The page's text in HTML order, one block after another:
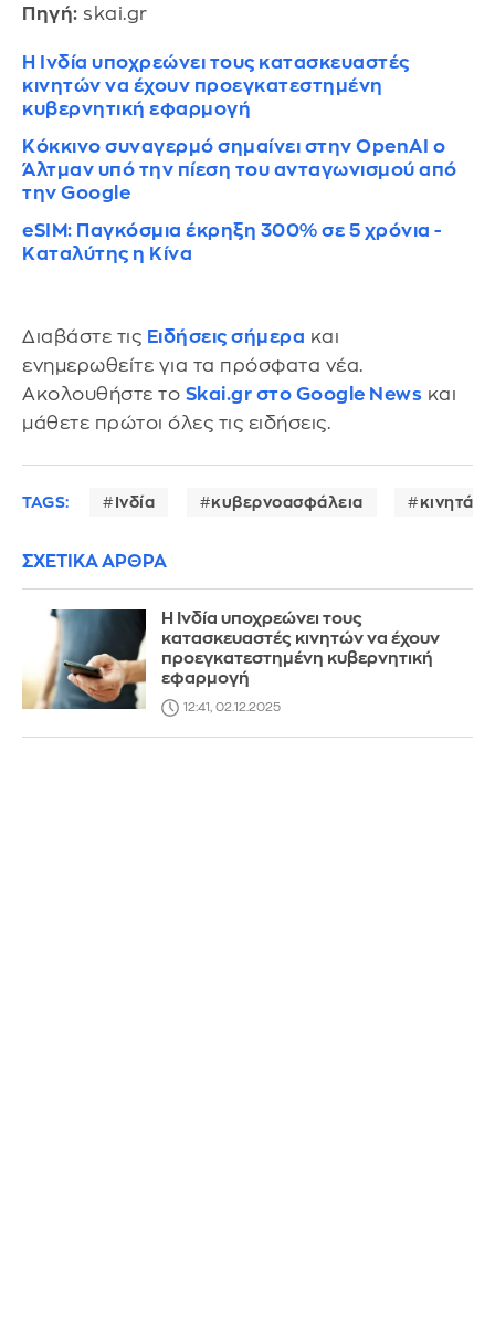
Πηγή: skai.gr
Η Ινδία υποχρεώνει τους κατασκευαστές
κινητών να έχουν προεγκατεστημένη
κυβερνητική εφαρμογή
Κόκκινο συναγερμό σημαίνει στην OpenAI ο
Άλτμαν υπό την πίεση του ανταγωνισμού από
την Google
eSIM: Παγκόσμια έκρηξη 300% σε 5 χρόνια -
Καταλύτης η Κίνα
Διαβάστε τις Ειδήσεις σήμερα και
ενημερωθείτε για τα πρόσφατα νέα.
Ακολουθήστε το Skai.gr στο Google News και
μάθετε πρώτοι όλες τις ειδήσεις.
TAGS: Ινδία κυβερνοασφάλεια κινητά
ΣΧΕΤΙΚΑ ΑΡΘΡΑ
Η Ινδία υποχρεώνει τους
κατασκευαστές κινητών να έχουν
προεγκατεστημένη κυβερνητική
εφαρμογή
12:41, 02.12.2025